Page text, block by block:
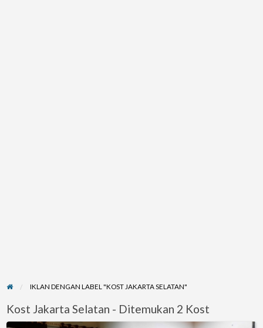
IKLAN DENGAN LABEL "KOST JAKARTA SELATAN"
Kost Jakarta Selatan - Ditemukan 2 Kost